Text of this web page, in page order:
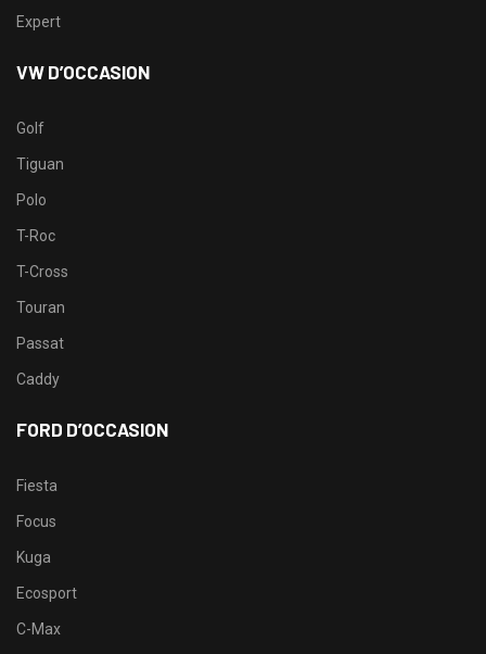
Expert
VW D’OCCASION
Golf
Tiguan
Polo
T-Roc
T-Cross
Touran
Passat
Caddy
FORD D’OCCASION
Fiesta
Focus
Kuga
Ecosport
C-Max